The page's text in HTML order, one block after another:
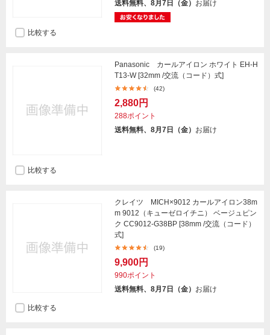
送料無料、8月7日（金） お届け
比較する
Panasonic カールアイロン ホワイト EH-H
T13-W [32mm /交流（コード）式]
(42)
2,880円
288ポイント
送料無料、8月7日（金） お届け
比較する
クレイツ MICH×9012 カールアイロン38m
m 9012（キューゼロイチニ） ベージュピン
ク CC9012-G38BP [38mm /交流（コード）
式]
(19)
9,900円
990ポイント
送料無料、8月7日（金） お届け
比較する